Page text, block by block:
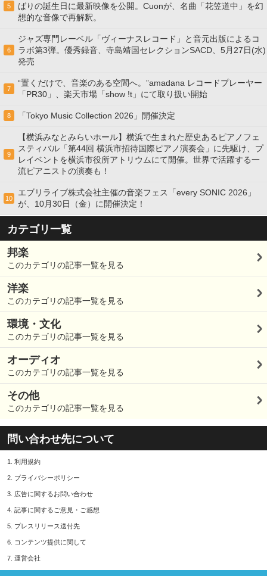
5
ばりの誕生日に最新映像を公開。Cuonが、名曲「花笠道中」を幻
想的な音像で再解釈。
6
ジャズ専門レーベル「ヴィーナスレコード」と音元出版によるコ
ラボ第3弾。優秀録音、寺島靖国セレクションSACD、5月27日(水)
発売
7
“置くだけで、音楽のある空間へ。”amadana レコードプレーヤー
「PR30」、楽天市場「show !t」にて取り扱い開始
8 「Tokyo Music Collection 2026」開催決定
9
【横浜みなとみらいホール】横浜で生まれた歴史あるピアノフェ
スティバル「第44回 横浜市招待国際ピアノ演奏会」に先駆け、プ
レイベントを横浜市役所アトリウムにて開催。世界で活躍する一
流ピアニストの演奏も！
10
エブリライブ株式会社主催の音楽フェス「every SONIC 2026」
が、10月30日（金）に開催決定！
カテゴリ一覧
邦楽
このカテゴリの記事一覧を見る
洋楽
このカテゴリの記事一覧を見る
環境・文化
このカテゴリの記事一覧を見る
オーディオ
このカテゴリの記事一覧を見る
その他
このカテゴリの記事一覧を見る
問い合わせ先について
1. 利用規約
2. プライバシーポリシー
3. 広告に関するお問い合わせ
4. 記事に関するご意見・ご感想
5. プレスリリース送付先
6. コンテンツ提供に関して
7. 運営会社